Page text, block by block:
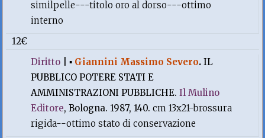
similpelle---titolo oro al dorso---ottimo
interno
12€
Diritto |▪ Giannini Massimo Severo.IL
PUBBLICO POTERE STATI E
AMMINISTRAZIONI PUBBLICHE.Il Mulino
Editore, Bologna. 1987, 140.cm 13x21-brossura
rigida--ottimo stato di conservazione